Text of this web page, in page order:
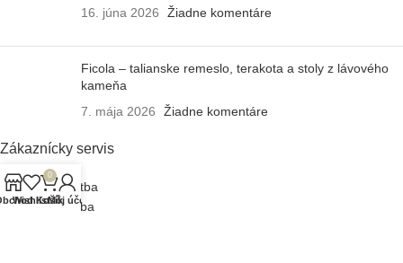
16. júna 2026
Žiadne komentáre
Ficola – talianske remeslo, terakota a stoly z lávového
kameňa
7. mája 2026
Žiadne komentáre
Zákaznícky servis
Doprava a platba
Záruka a údržba
Wishlist
0
Košík
Môj účet